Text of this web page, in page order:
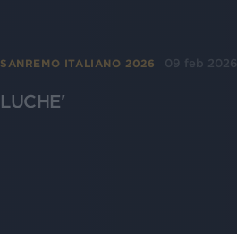
SANREMO ITALIANO 2026 09 feb 2026
LUCHE'